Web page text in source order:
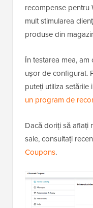
recompense pentru
mult stimularea
produse din
În testarea mea,
ușor de configurat.
puteți utiliza setările
un program de
Dacă doriți să aflați
sale, consultați
Coupons.